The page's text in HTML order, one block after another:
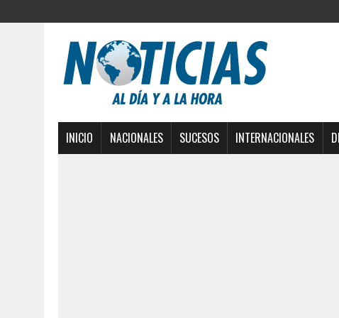
INICIO NACIONALES SUCESOS INTERNACIONALES